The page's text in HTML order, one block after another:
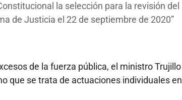
la selección para la revisión del
de Justicia el 22 de septiembre de 2020
de la fuerza pública, el ministro Trujillo
que se trata de actuaciones individuales en